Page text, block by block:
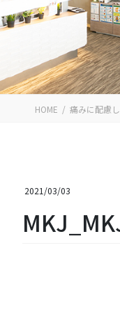
HOME 痛みに配慮
2021/03/03